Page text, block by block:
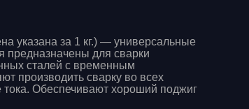
указана за 1 кг.) — универсальные
для сварки
сталей с временным
производить сварку во всех
Обеспечивают хороший поджиг